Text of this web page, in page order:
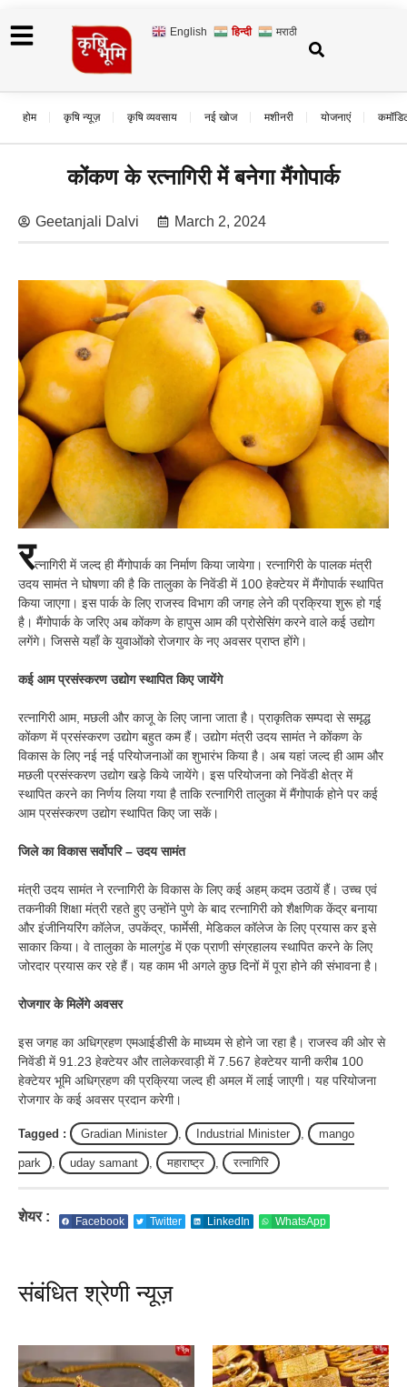
English हिन्दी मराठी
होम कृषि न्यूज़ कृषि व्यवसाय नई खोज मशीनरी योजनाएं
कोंकण के रत्नागिरी में बनेगा मैंगोपार्क
Geetanjali Dalvi March 2, 2024
रत्नागिरी में जल्द ही मैंगोपार्क का निर्माण किया जायेगा। रत्नागिरी के पालक मंत्री
उदय सामंत ने घोषणा की है कि तालुका के निवेंडी में 100 हेक्टेयर में मैंगोपार्क स्थापित
किया जाएगा। इस पार्क के लिए राजस्व विभाग की जगह लेने की प्रक्रिया शुरू हो गई
है। मैंगोपार्क के जरिए अब कोंकण के हापुस आम की प्रोसेसिंग करने वाले कई उद्योग
लगेंगे। जिससे यहाँ के युवाओंको रोजगार के नए अवसर प्राप्त होंगे।
कई आम प्रसंस्करण उद्योग स्थापित किए जायेंगे
रत्नागिरी आम, मछली और काजू के लिए जाना जाता है। प्राकृतिक सम्पदा से समृद्ध
कोंकण में प्रसंस्करण उद्योग बहुत कम हैं। उद्योग मंत्री उदय सामंत ने कोंकण के
विकास के लिए नई नई परियोजनाओं का शुभारंभ किया है। अब यहां जल्द ही आम और
मछली प्रसंस्करण उद्योग खड़े किये जायेंगे। इस परियोजना को निवेंडी क्षेत्र में
स्थापित करने का निर्णय लिया गया है ताकि रत्नागिरी तालुका में मैंगोपार्क होने पर कई
आम प्रसंस्करण उद्योग स्थापित किए जा सकें।
जिले का विकास सर्वोपरि – उदय सामंत
मंत्री उदय सामंत ने रत्नागिरी के विकास के लिए कई अहम् कदम उठायें हैं। उच्च एवं
तकनीकी शिक्षा मंत्री रहते हुए उन्होंने पुणे के बाद रत्नागिरी को शैक्षणिक केंद्र बनाया
और इंजीनियरिंग कॉलेज, उपकेंद्र, फार्मेसी, मेडिकल कॉलेज के लिए प्रयास कर इसे
साकार किया। वे तालुका के मालगुंड में एक प्राणी संग्रहालय स्थापित करने के लिए
जोरदार प्रयास कर रहे हैं। यह काम भी अगले कुछ दिनों में पूरा होने की संभावना है।
रोजगार के मिलेंगे अवसर
इस जगह का अधिग्रहण एमआईडीसी के माध्यम से होने जा रहा है। राजस्व की ओर से
निवेंडी में 91.23 हेक्टेयर और तालेकरवाड़ी में 7.567 हेक्टेयर यानी करीब 100
हेक्टेयर भूमि अधिग्रहण की प्रक्रिया जल्द ही अमल में लाई जाएगी। यह परियोजना
रोजगार के कई अवसर प्रदान करेगी।
Tagged : Gradian Minister Industrial Minister mango
park uday samant महाराष्ट्र रत्नागिरि
शेयर : Facebook Twitter LinkedIn WhatsApp
संबंधित श्रेणी न्यूज़